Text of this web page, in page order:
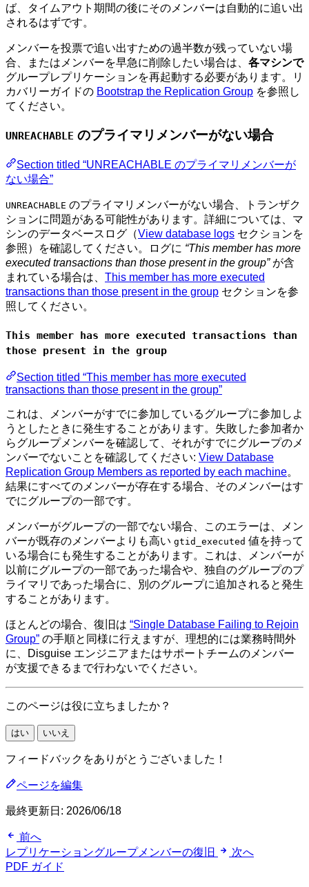
ば、タイムアウト期間の後にそのメンバーは自動的に追い出
されるはずです。
メンバーを投票で追い出すための過半数が残っていない場
合、またはメンバーを早急に削除したい場合は、 各マシンで
グループレプリケーションを再起動する必要があります。リ
カバリーガイドの Bootstrap the Replication Group を参照し
てください。
UNREACHABLE のプライマリメンバーがない場合
Section titled “UNREACHABLE のプライマリメンバーが
ない場合”
UNREACHABLE のプライマリメンバーがない場合、トランザク
ションに問題がある可能性があります。詳細については、マ
シンのデータベースログ（View database logs セクションを
参照）を確認してください。ログに “This member has more
executed transactions than those present in the group”が含
まれている場合は、 This member has more executed
transactions than those present in the group セクションを参
照してください。
This member has more executed transactions than
those present in the group
Section titled “This member has more executed
transactions than those present in the group”
これは、メンバーがすでに参加しているグループに参加しよ
うとしたときに発生することがあります。失敗した参加者か
らグループメンバーを確認して、それがすでにグループのメ
ンバーでないことを確認してください: View Database
Replication Group Members as reported by each machine。
結果にすべてのメンバーが存在する場合、そのメンバーはす
でにグループの一部です。
メンバーがグループの一部でない場合、このエラーは、メン
バーが既存のメンバーよりも高い gtid_executed 値を持って
いる場合にも発生することがあります。これは、メンバーが
以前にグループの一部であった場合や、独自のグループのプ
ライマリであった場合に、別のグループに追加されると発生
することがあります。
ほとんどの場合、復旧は “Single Database Failing to Rejoin
Group” の手順と同様に行えますが、理想的には業務時間外
に、Disguise エンジニアまたはサポートチームのメンバー
が支援できるまで行わないでください。
このページは役に立ちましたか？
はい いいえ
フィードバックをありがとうございました！
ページを編集
最終更新日: 2026/06/18
前へ
レプリケーショングループメンバーの復旧
次へ
PDF ガイド